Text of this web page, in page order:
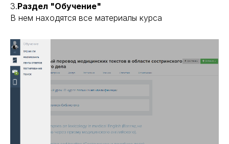
3.Раздел "Обучение"
В нем находятся все материалы курса